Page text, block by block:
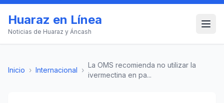
Huaraz en Línea
Noticias de Huaraz y Áncash
Inicio › Internacional ›
La OMS recomienda no utilizar la
ivermectina en pa...